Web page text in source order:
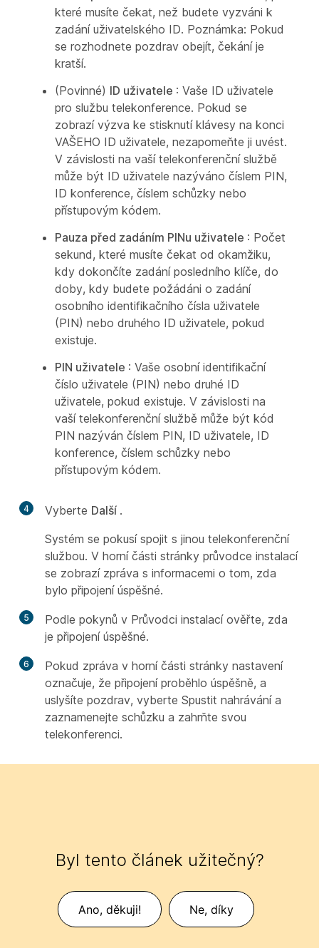
které musíte čekat, než budete vyzváni k
zadání uživatelského ID. Poznámka: Pokud
se rozhodnete pozdrav obejít, čekání je
kratší.
(Povinné) ID uživatele : Vaše ID uživatele
pro službu telekonference. Pokud se
zobrazí výzva ke stisknutí klávesy na konci
VAŠEHO ID uživatele, nezapomeňte ji uvést.
V závislosti na vaší telekonferenční službě
může být ID uživatele nazýváno číslem PIN,
ID konference, číslem schůzky nebo
přístupovým kódem.
Pauza před zadáním PINu uživatele : Počet
sekund, které musíte čekat od okamžiku,
kdy dokončíte zadání posledního klíče, do
doby, kdy budete požádáni o zadání
osobního identifikačního čísla uživatele
(PIN) nebo druhého ID uživatele, pokud
existuje.
PIN uživatele : Vaše osobní identifikační
číslo uživatele (PIN) nebo druhé ID
uživatele, pokud existuje. V závislosti na
vaší telekonferenční službě může být kód
PIN nazýván číslem PIN, ID uživatele, ID
konference, číslem schůzky nebo
přístupovým kódem.
4 Vyberte Další .
Systém se pokusí spojit s jinou telekonferenční
službou. V horní části stránky průvodce instalací
se zobrazí zpráva s informacemi o tom, zda
bylo připojení úspěšné.
5
Podle pokynů v Průvodci instalací ověřte, zda
je připojení úspěšné.
6
Pokud zpráva v horní části stránky nastavení
označuje, že připojení proběhlo úspěšně, a
uslyšíte pozdrav, vyberte Spustit nahrávání a
zaznamenejte schůzku a zahrňte svou
telekonferenci.
Byl tento článek užitečný?
Ano, děkuji! Ne, díky